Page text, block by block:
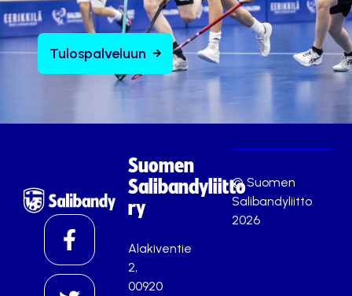
Tulospalveluun
Suomen
Salibandyliitto
ry
Alakiventie
2,
00920
© Suomen
Salibandyliitto
2026